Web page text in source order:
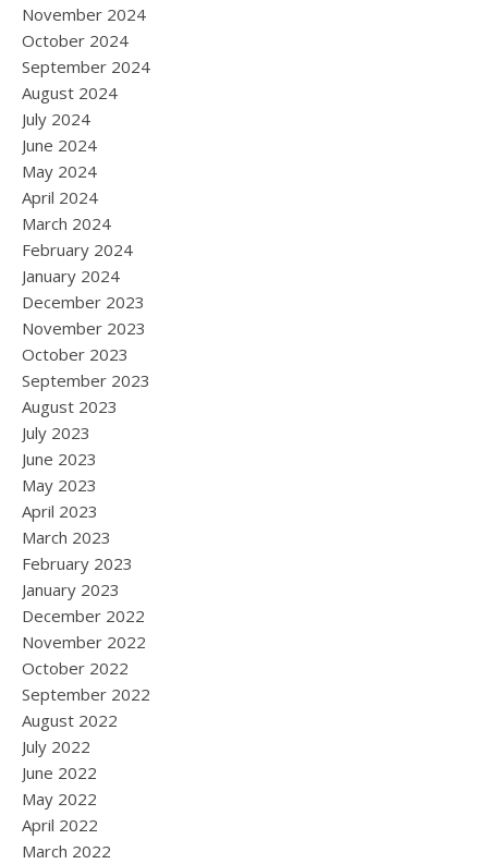
November 2024
October 2024
September 2024
August 2024
July 2024
June 2024
May 2024
April 2024
March 2024
February 2024
January 2024
December 2023
November 2023
October 2023
September 2023
August 2023
July 2023
June 2023
May 2023
April 2023
March 2023
February 2023
January 2023
December 2022
November 2022
October 2022
September 2022
August 2022
July 2022
June 2022
May 2022
April 2022
March 2022